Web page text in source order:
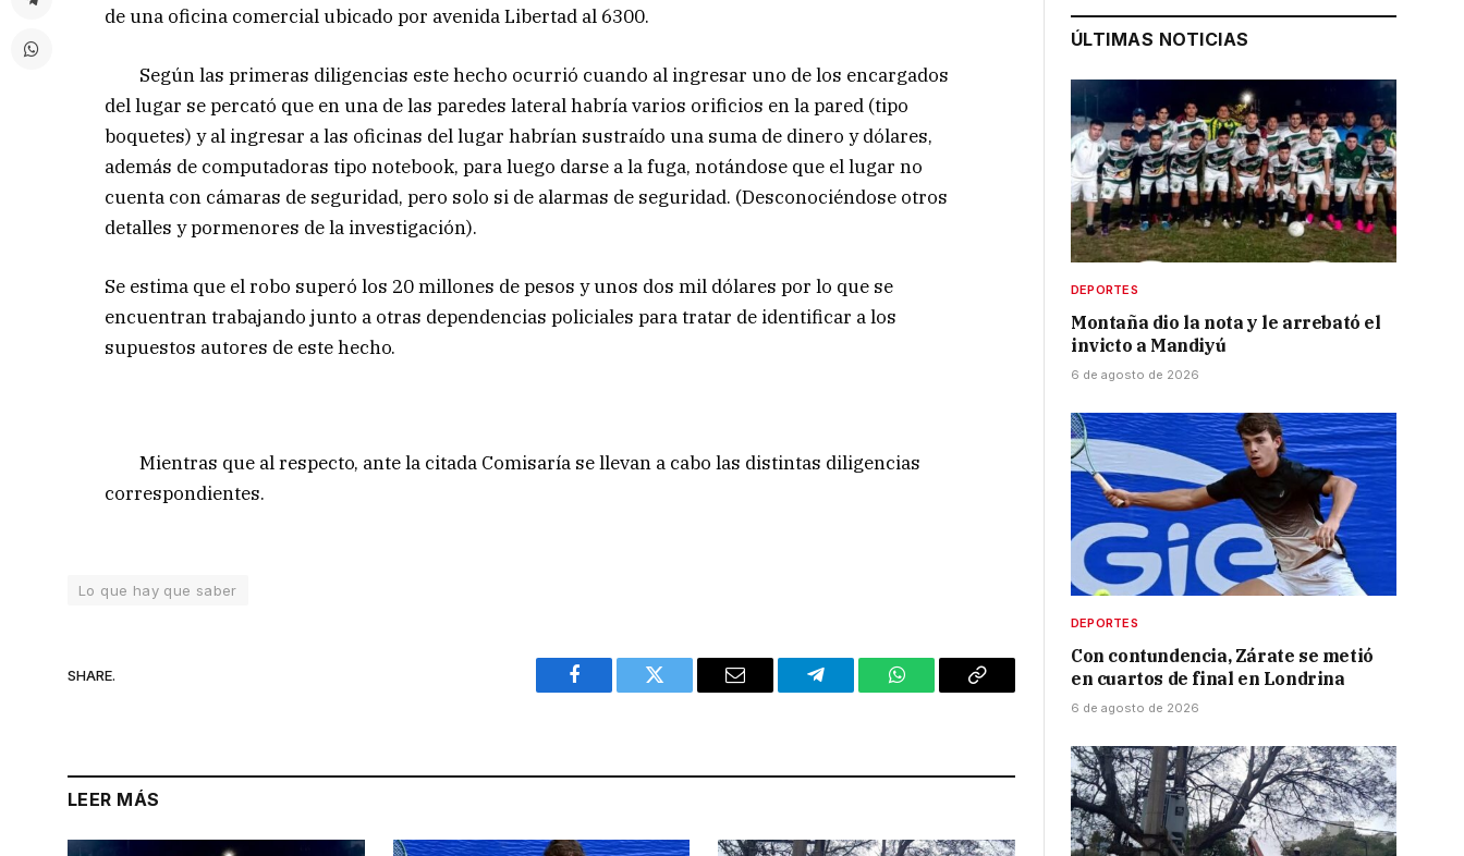
de una oficina comercial ubicado por avenida Libertad al 6300.
Según las primeras diligencias este hecho ocurrió cuando al ingresar uno de los encargados
del lugar se percató que en una de las paredes lateral habría varios orificios en la pared (tipo
boquetes) y al ingresar a las oficinas del lugar habrían sustraído una suma de dinero y dólares,
además de computadoras tipo notebook, para luego darse a la fuga, notándose que el lugar no
cuenta con cámaras de seguridad, pero solo si de alarmas de seguridad. (Desconociéndose otros
detalles y pormenores de la investigación).
Se estima que el robo superó los 20 millones de pesos y unos dos mil dólares por lo que se
encuentran trabajando junto a otras dependencias policiales para tratar de identificar a los
supuestos autores de este hecho.
Mientras que al respecto, ante la citada Comisaría se llevan a cabo las distintas diligencias
correspondientes.
Lo que hay que saber
SHARE.
Facebook Twitter Email Telegram WhatsAppCopy
LEER MÁS
ÚLTIMAS NOTICIAS
DEPORTES
Montaña dio la nota y le arrebató el
invicto a Mandiyú
6 de agosto de 2026
DEPORTES
Con contundencia, Zárate se metió
en cuartos de final en Londrina
6 de agosto de 2026